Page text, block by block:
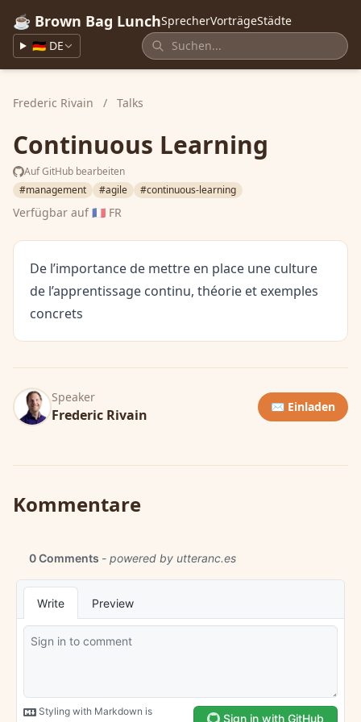
☕ Brown Bag LunchSprecherVorträgeStädte
🇩🇪 DE
Frederic Rivain / Talks
Continuous Learning
Auf GitHub bearbeiten
#management
#agile #continuous-learning
Verfügbar auf🇫🇷 FR
De l’importance de mettre en place une culture
de l’apprentissage continu, théorie et exemples
concrets
Speaker
Frederic Rivain ✉️ Einladen
Kommentare